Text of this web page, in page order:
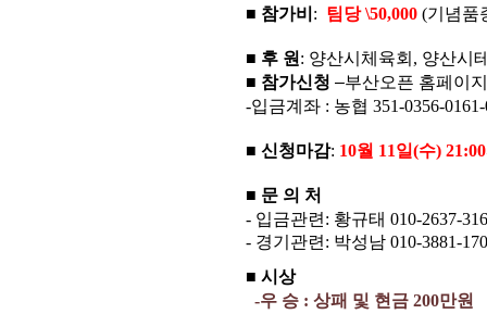
■ 참가비 : 팀당\50,000 (기념품
■ 후 원 : 양산시체육회 , 양산시
■ 참가신청 –부산오픈 홈페이
-입금계좌 : 농협 351-0356-
■ 신청마감: 10월 11일(수) 21:00
■ 문 의 처
- 입금관련 : 황규태 010-2637-
- 경기관련 : 박성남 010-3881-
■ 시상
-우 승: 상패 및 현금 200만원